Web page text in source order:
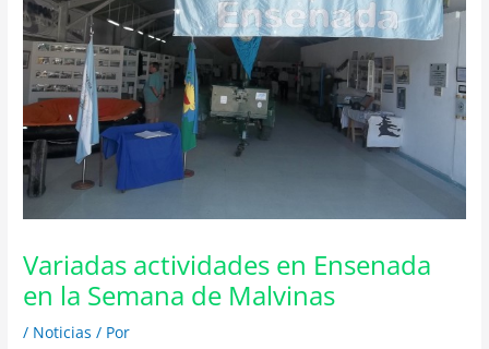
Variadas actividades en Ensenada
en la Semana de Malvinas
/ Noticias / Por